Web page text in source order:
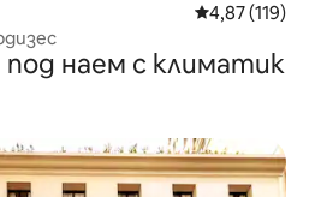
Средна
4,87 (119)
наем с климатик